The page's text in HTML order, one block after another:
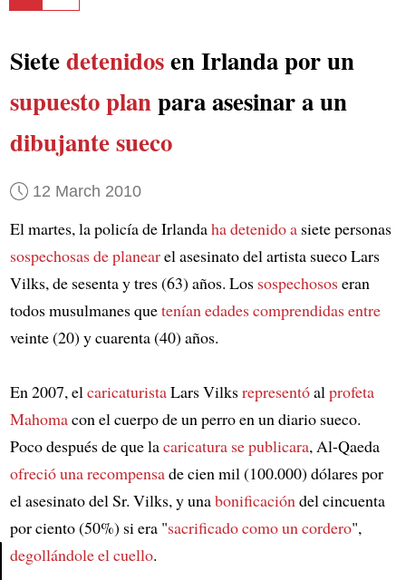
Sietedetenidosen Irlanda por un
supuesto planpara asesinar a un
dibujante sueco
12 March 2010
El martes, la policía de Irlandaha detenido asiete personas
sospechosas de planearel asesinato del artista sueco Lars
Vilks, de sesenta y tres (63) años. Los sospechososeran
todos musulmanes quetenían edades comprendidas entre
veinte (20) y cuarenta (40) años.
En 2007, elcaricaturistaLars Vilksrepresentóalprofeta
Mahomacon el cuerpo de un perro en un diario sueco.
Poco después de que lacaricatura se publicara, Al-Qaeda
ofreció una recompensade cien mil (100.000) dólares por
el asesinato del Sr. Vilks, y unabonificacióndel cincuenta
por ciento (50%) si era "sacrificado como un cordero",
degollándole el cuello.